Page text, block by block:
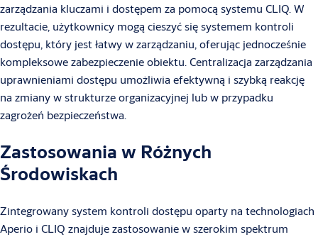
zarządzania kluczami i dostępem za pomocą systemu CLIQ. W
rezultacie, użytkownicy mogą cieszyć się systemem kontroli
dostępu, który jest łatwy w zarządzaniu, oferując jednocześnie
kompleksowe zabezpieczenie obiektu. Centralizacja zarządzania
uprawnieniami dostępu umożliwia efektywną i szybką reakcję
na zmiany w strukturze organizacyjnej lub w przypadku
zagrożeń bezpieczeństwa.
Zastosowania w Różnych
Środowiskach
Zintegrowany system kontroli dostępu oparty na technologiach
Aperio i CLIQ znajduje zastosowanie w szerokim spektrum